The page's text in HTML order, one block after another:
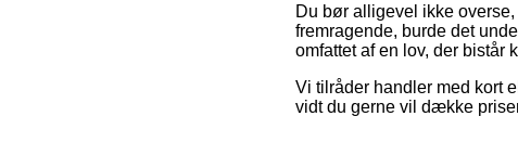
Du bør alligevel ikke
fremragende, burde det
omfattet af en lov, der bistår
Vi tilråder handler med kort
vidt du gerne vil dække